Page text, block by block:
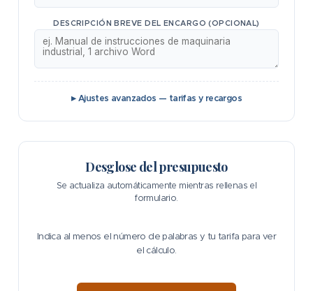
DESCRIPCIÓN BREVE DEL ENCARGO (OPCIONAL)
Ajustes avanzados — tarifas y recargos
Desglose del presupuesto
Se actualiza automáticamente mientras rellenas el
formulario.
Indica al menos el número de palabras y tu tarifa para ver
el cálculo.